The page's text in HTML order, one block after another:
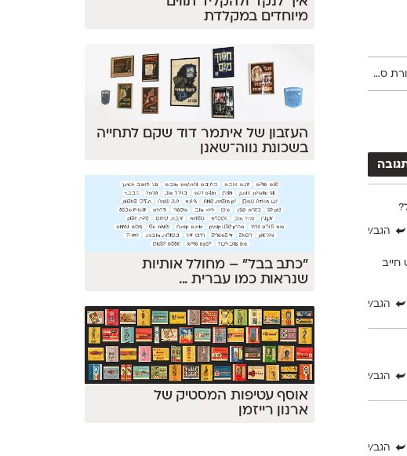
״כיצד מבשלים בימי מלחמה״: הספר שהתחיל את מסורת ספרי הבישול בארץ
הגב/י
חייב
הגב/י
הגב/י
הגב/י
מיוחדים במקלדת
העזבון של איתמר דוד שקם לתחייה
בשכונת נווה־שאנן
״כתב בבל״ – מחולל אותיות
שנראות כמו עברית...
אוסף עטיפות המסטיק של
ארנון רייזמן